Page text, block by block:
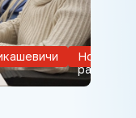
Новости
района